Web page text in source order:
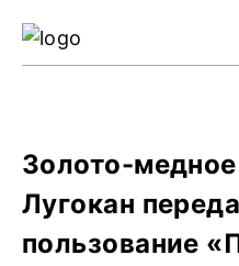
Золото-
Лугокан
пользование